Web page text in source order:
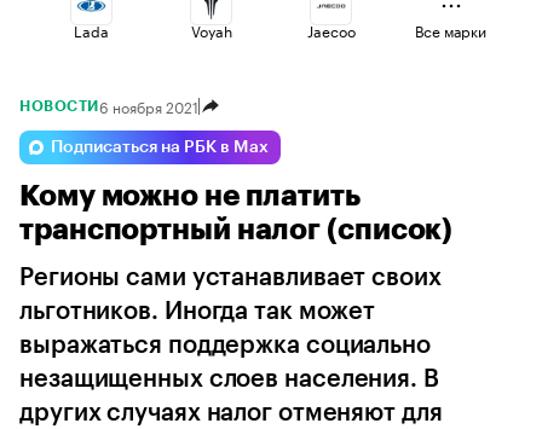
Lada Voyah Jaecoo
Changan Omoda
Haval Geely Volga
Все марки
НОВОСТИ 6 ноября 2021
Подписаться на РБК в Max
Кому можно не платить
транспортный налог (список)
Регионы сами устанавливает своих
льготников. Иногда так может
выражаться поддержка социально
незащищенных слоев населения. В
других случаях налог отменяют для